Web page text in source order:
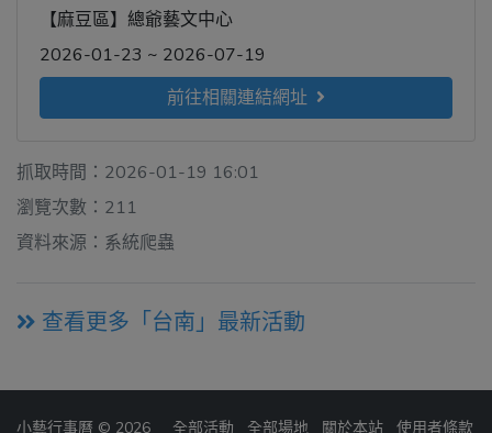
【麻豆區】總爺藝文中心
2026-01-23 ~ 2026-07-19
前往相關連結網址
抓取時間：2026-01-19 16:01
瀏覽次數：211
資料來源：系統爬蟲
查看更多「台南」最新活動
小藝行事曆 © 2026 全部活動 全部場地 關於本站 使用者條款